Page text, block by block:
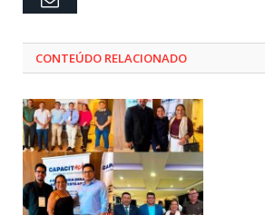
CONTEÚDO RELACIONADO